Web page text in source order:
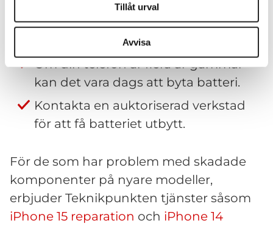
Tillåt urval
Avvisa
Lösning:
Om din telefon är flera år gammal
kan det vara dags att byta batteri.
Kontakta en auktoriserad verkstad
för att få batteriet utbytt.
För de som har problem med skadade
komponenter på nyare modeller,
erbjuder Teknikpunkten tjänster såsom
iPhone 15 reparation och iPhone 14